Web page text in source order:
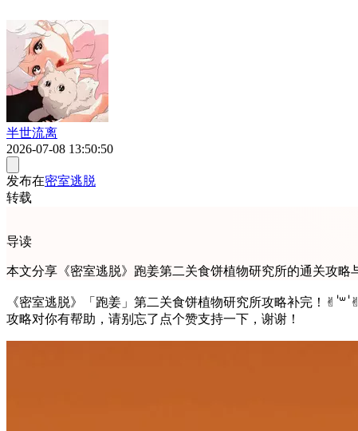
半世流离
2026-07-08 13:50:50
发布在密室逃脱
转载
导读
本文分享《密室逃脱》跑姜第二关食饼植物研究所的通关攻
《密室逃脱》「跑姜」第二关食饼植物研究所攻略补完！✌︎
攻略对你有帮助，请别忘了点个赞支持一下，谢谢！